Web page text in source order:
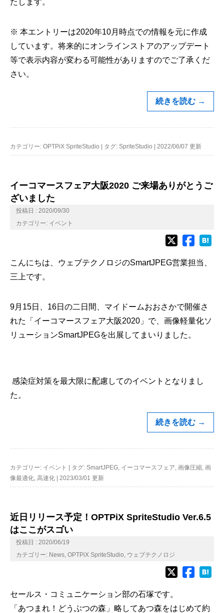
たします。
※ 本エントリーは2020年10月時点での情報を元に作成
しています。将来的にオンラインストアのアップデート
等で表示内容が変わる可能性がありますのでご了承くだ
さい。
続きを読む →
カテゴリー: OPTPiX SpriteStudio タグ: SpriteStudio 2022/06/07 更新
イーコマースフェア大阪2020 ご来場ありがとうご
ざいました
投稿日 : 2020/09/30
カテゴリー: イベント
こんにちは、ウェブテクノロジのSmartJPEG営業担当、
三上です。
9月15日、16日の二日間、マイドームおおさかで開催さ
れた「イーコマースフェア大阪2020」で、画像軽量化ソ
リューションSmartJPEGを出展してまいりました。
感染症対策を最大限に配慮してのイベントとなりまし
た。
続きを読む →
カテゴリー: イベント タグ: SmartJPEG, イーコマースフェア, 画像圧縮, 画
像最適化, 高速化 2023/03/01 更新
近日リリース予定！OPTPiX SpriteStudio Ver.6.5
はここがスゴい
投稿日 : 2020/06/19
カテゴリー: News, OPTPiX SpriteStudio, ウェブテクノロジ
セールス・コミュニケーション部の石塚です。
「あつまれ！どうぶつの森」略してあつ森をはじめて約